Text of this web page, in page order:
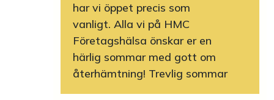
har vi öppet precis som
vanligt. Alla vi på HMC
Företagshälsa önskar er en
härlig sommar med gott om
återhämtning! Trevlig sommar